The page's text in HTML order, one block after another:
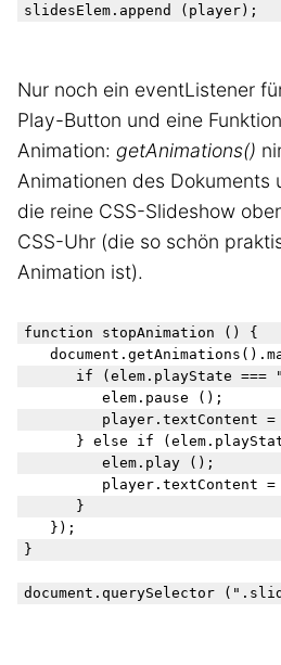
Nur noch ein eventListener
Play-Button und eine
Animation: getAnimations()
Animationen des Dokuments
die reine CSS-Slideshow
CSS-Uhr (die so schön
Animation ist).
function stopAnimation () {
}